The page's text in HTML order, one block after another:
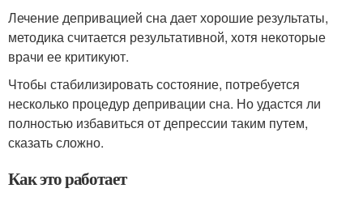
Лечение депривацией сна дает хорошие результаты,
методика считается результативной, хотя некоторые
врачи ее критикуют.
Чтобы стабилизировать состояние, потребуется
несколько процедур депривации сна. Но удастся ли
полностью избавиться от депрессии таким путем,
сказать сложно.
Как это работает